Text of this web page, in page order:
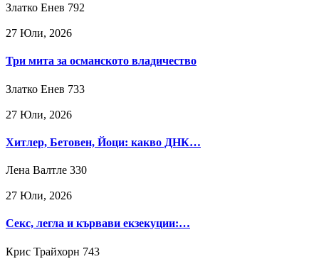
Златко Енев 792
27 Юли, 2026
Три мита за османското владичество
Златко Енев 733
27 Юли, 2026
Хитлер, Бетовен, Йоци: какво ДНК…
Лена Валтле 330
27 Юли, 2026
Секс, легла и кървави екзекуции:…
Крис Трайхорн 743